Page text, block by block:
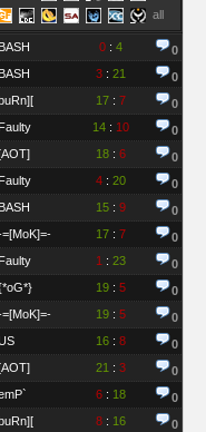
all
BASH 0 : 4
0
BASH 3 : 21
0
17 : 7
0
Faulty 14 : 10
0
18 : 6
0
Faulty 4 : 20
0
BASH 15 : 9
0
=[MoK]=- 17 : 7
0
Faulty 1 : 23
0
19 : 5
0
=[MoK]=- 19 : 5
0
16 : 8
0
21 : 3
0
6 : 18
0
8 : 16
0